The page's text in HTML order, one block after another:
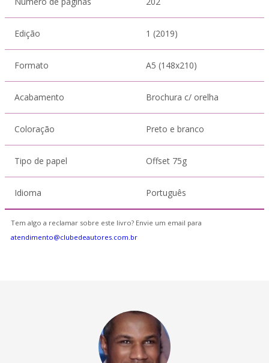
Edição 1 (2019)
Formato A5 (148x210)
Acabamento Brochura c/ orelha
Coloração Preto e branco
Tipo de papel Offset 75g
Idioma Português
Tem algo a reclamar sobre este livro? Envie um email para
atendimento@clubedeautores.com.br